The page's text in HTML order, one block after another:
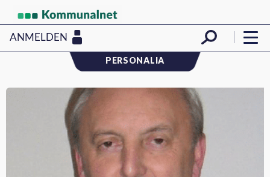
ANMELDEN
PERSONALIA